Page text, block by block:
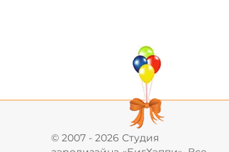
© 2007 - 2026 Студия